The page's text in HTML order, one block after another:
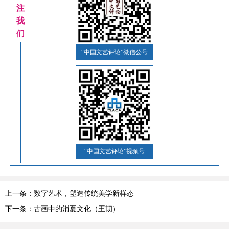
注
我
们
“中国文艺评论”微信公号
“中国文艺评论”视频号
上一条：数字艺术，塑造传统美学新样态
下一条：古画中的消夏文化（王韧）